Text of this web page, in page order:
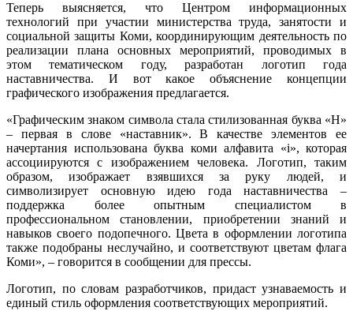
Теперь выясняется, что Центром информационных
технологий при участии министерства труда, занятости и
социальной защиты Коми, координирующим деятельность по
реализации плана основных мероприятий, проводимых в
этом тематическом году, разработан логотип года
наставничества. И вот какое объяснение концепции
графического изображения предлагается.
«Графическим знаком символа стала стилизованная буква «Н»
– первая в слове «наставник». В качестве элементов ее
начертания использована буква коми алфавита «i», которая
ассоциируются с изображением человека. Логотип, таким
образом, изображает взявшихся за руку людей, и
символизирует основную идею года наставничества –
поддержка более опытным специалистом в
профессиональном становлении, приобретении знаний и
навыков своего подопечного. Цвета в оформлении логотипа
также подобраны неслучайно, и соответствуют цветам флага
Коми», – говорится в сообщении для прессы.
Логотип, по словам разработчиков, придаст узнаваемость и
единый стиль оформления соответствующих мероприятий.